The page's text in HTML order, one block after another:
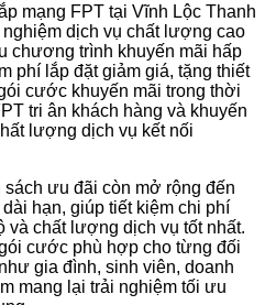
mạng FPT tại Vĩnh Lộc Thanh
dịch vụ chất lượng cao
chương trình khuyến mãi hấp
phí lắp đặt giảm giá, tặng thiết
cước khuyến mãi trong thời
tri ân khách hàng và khuyến
lượng dịch vụ kết nối
ưu đãi còn mở rộng đến
hạn, giúp tiết kiệm chi phí
và chất lượng dịch vụ tốt nhất.
cước phù hợp cho từng đối
gia đình, sinh viên, doanh
mang lại trải nghiệm tối ưu